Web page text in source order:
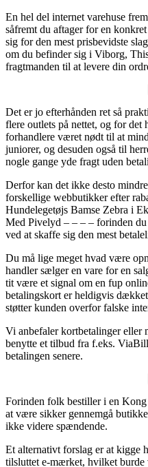
En hel del internet varehuse
såfremt du aftager for en
sig for den mest prisbevidste
om du befinder sig i Viborg,
fragtmanden til at levere din
Det er jo efterhånden ret så
flere outlets på nettet, og for
forhandlere været nødt til at
juniorer, og desuden også til
nogle gange yde fragt uden
Derfor kan det ikke desto
forskellige webbutikker efter
Hundelegetøjs Bamse Zebra i
Med Pivelyd – – – – forinden
ved at skaffe sig den mest
Du må lige meget hvad være
handler sælger en vare for en
tit være et signal om en fup
betalingskort er heldigvis
støtter kunden overfor falske
Vi anbefaler kortbetalinger eller
benytte et tilbud fra f.eks.
betalingen senere.
Forinden folk bestiller i en
at være sikker gennemgå
ikke videre spændende.
Et alternativt forslag er at kigge
tilsluttet e-mærket, hvilket